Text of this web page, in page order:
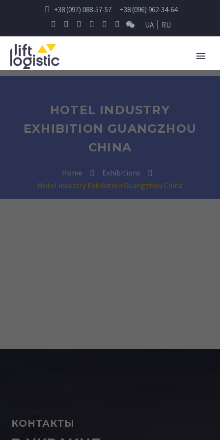
+38 (097) 088-57-57
+38 (096) 962-34-64
UA
RU
HOTEL INDUSTRY
EXHIBITION GUANGZHOU
CHINA
Home
Exhibitions
Hotel industry Exhibition Guangzhou China
КОНТАКТЫ